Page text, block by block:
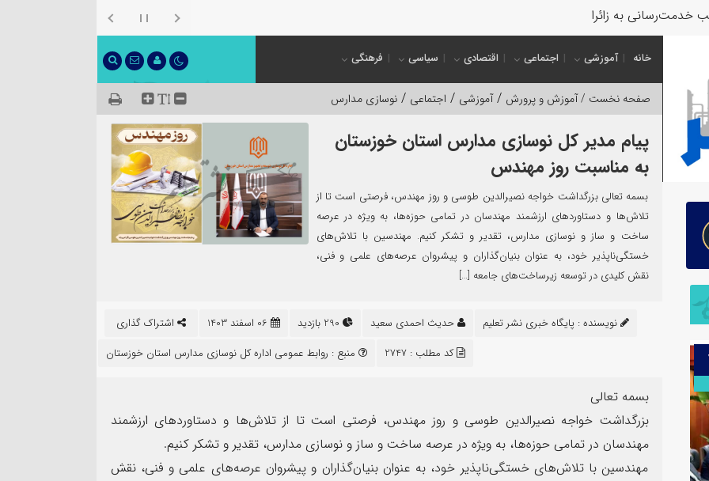
به زائران و عزاداران
خانه آموزشی اجتماعی اقتصادی سیاسی فرهنگی
صفحه نخست /آموزش و پرورش /آموزشی / اجتماعی / نوسازی مدارس
پیام مدیر کل نوسازی مدارس استان خوزستان
به مناسبت روز مهندس
بسمه تعالی بزرگداشت خواجه نصیرالدین طوسی و روز مهندس، فرصتی است تا از
تلاش‌ها و دستاوردهای ارزشمند مهندسان در تمامی حوزه‌ها، به ویژه در عرصه
ساخت و ساز و نوسازی مدارس، تقدیر و تشکر کنیم. مهندسین با تلاش‌های
خستگی‌ناپذیر خود، به عنوان بنیان‌گذاران و پیشروان عرصه‌های علمی و فنی،
نقش کلیدی در توسعه زیرساخت‌های جامعه […]
اشتراک گذاری حدیث احمدی سعید نویسنده : پایگاه خبری نشر تعلیم
منبع : روابط عمومی اداره کل نوسازی مدارس استان خوزستان کد مطلب : 2747
بسمه تعالی
بزرگداشت خواجه نصیرالدین طوسی و روز مهندس، فرصتی است تا از تلاش‌ها و دستاوردهای ارزشمند
مهندسان در تمامی حوزه‌ها، به ویژه در عرصه ساخت و ساز و نوسازی مدارس، تقدیر و تشکر کنیم.
مهندسین با تلاش‌های خستگی‌ناپذیر خود، به عنوان بنیان‌گذاران و پیشروان عرصه‌های علمی و فنی، نقش
۳۰ ۱۳